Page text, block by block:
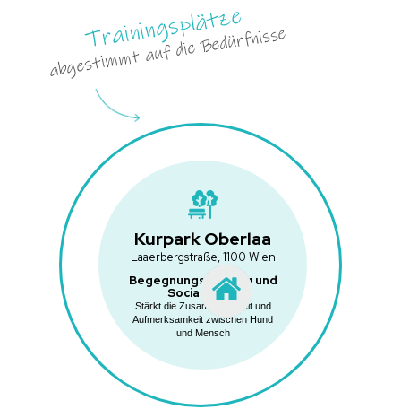
Trainingsplätze
abgestimmt auf die Bedürfnisse
Kurpark Oberlaa
Laaerbergstraße, 1100 Wien
Begegnungstraining und
Social Walks
Stärkt die Zusammenarbeit und
Aufmerksamkeit zwischen Hund
und Mensch